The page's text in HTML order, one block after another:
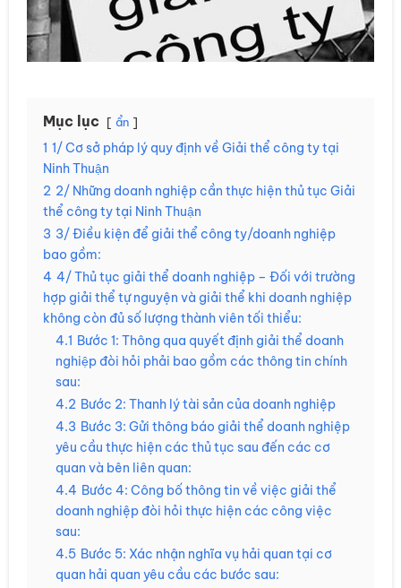
Mục lục ẩn
1 1/ Cơ sở pháp lý quy định về Giải thể công ty tại
Ninh Thuận
2 2/ Những doanh nghiệp cần thực hiện thủ tục Giải
thể công ty tại Ninh Thuận
3 3/ Điều kiện để giải thể công ty/doanh nghiệp
bao gồm:
4 4/ Thủ tục giải thể doanh nghiệp – Đối với trường
hợp giải thể tự nguyện và giải thể khi doanh nghiệp
không còn đủ số lượng thành viên tối thiểu:
4.1 Bước 1: Thông qua quyết định giải thể doanh
nghiệp đòi hỏi phải bao gồm các thông tin chính
sau:
4.2 Bước 2: Thanh lý tài sản của doanh nghiệp
4.3 Bước 3: Gửi thông báo giải thể doanh nghiệp
yêu cầu thực hiện các thủ tục sau đến các cơ
quan và bên liên quan:
4.4 Bước 4: Công bố thông tin về việc giải thể
doanh nghiệp đòi hỏi thực hiện các công việc
sau:
4.5 Bước 5: Xác nhận nghĩa vụ hải quan tại cơ
quan hải quan yêu cầu các bước sau: